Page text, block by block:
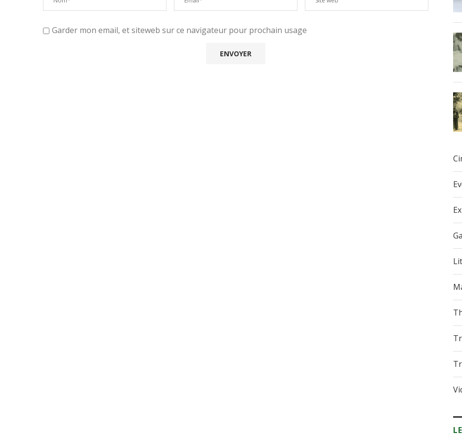
Garder mon email, et siteweb sur ce navigateur pour prochain usage